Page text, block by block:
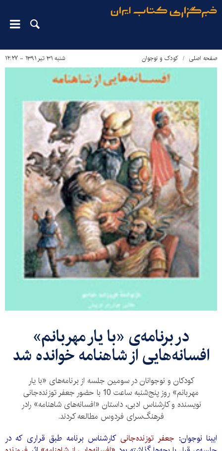
صفحه اصلی کودک و نوجوان شنبه ۳۱ تیر ۱۳۹۱ - ۱۲:۲۷
در برنامه‌ی «با یار مهربانم»
افسانه‌هایی از شاهنامه خوانده شد
کودکان و نوجوانان در سومین جلسه از برنامه‌های «با یار
مهربانم» روز پنج‌شنبه ساعت 10 با حضور جعفر توزنده‌جانی
نویسنده و کارشناس ادبی، داستان «افسانه‌های شاهنامه» رادر
فرهنگ‌سرای فردوس مطالعه کردند.
ایبنا نوجوان: جعفر توزنده‌جانی کارشناس برنامه طبق قراری که در